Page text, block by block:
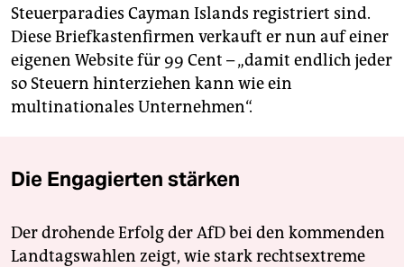
Steuerparadies Cayman Islands registriert sind.
Diese Briefkastenfirmen verkauft er nun auf einer
eigenen Website für 99 Cent – „damit endlich jeder
so Steuern hinterziehen kann wie ein
multinationales Unternehmen“.
Die Engagierten stärken
Der drohende Erfolg der AfD bei den kommenden
Landtagswahlen zeigt, wie stark rechtsextreme